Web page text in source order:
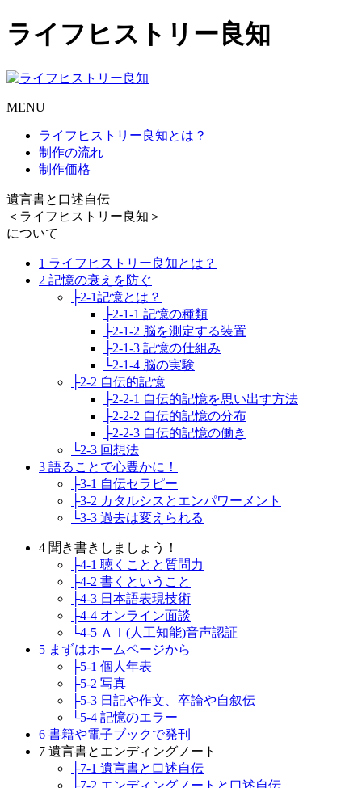
ライフヒストリー良知
MENU
ライフヒストリー良知とは？
制作の流れ
制作価格
遺言書と口述自伝
＜ライフヒストリー良知＞
について
1 ライフヒストリー良知とは？
2 記憶の衰えを防ぐ
├2-1記憶とは？
├2-1-1 記憶の種類
├2-1-2 脳を測定する装置
├2-1-3 記憶の仕組み
└2-1-4 脳の実験
├2-2 自伝的記憶
├2-2-1 自伝的記憶を思い出す方法
├2-2-2 自伝的記憶の分布
├2-2-3 自伝的記憶の働き
└2-3 回想法
3 語ることで心豊かに！
├3-1 自伝セラピー
├3-2 カタルシスとエンパワーメント
└3-3 過去は変えられる
4 聞き書きしましょう！
├4-1 聴くことと質問力
├4-2 書くということ
├4-3 日本語表現技術
├4-4 オンライン面談
└4-5 ＡＩ(人工知能)音声認証
5 まずはホームページから
├5-1 個人年表
├5-2 写真
├5-3 日記や作文、卒論や自叙伝
└5-4 記憶のエラー
6 書籍や電子ブックで発刊
7 遺言書とエンディングノート
├7-1 遺言書と口述自伝
├7-2 エンディングノートと口述自伝